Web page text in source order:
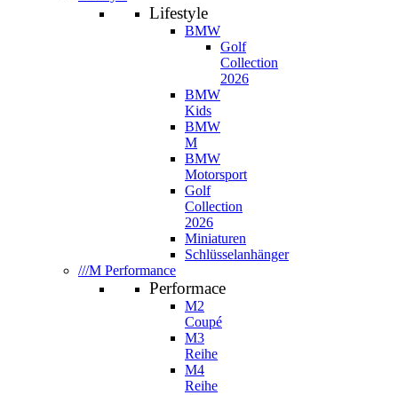
Lifestyle
BMW
Golf
Collection
2026
BMW
Kids
BMW
M
BMW
Motorsport
Golf
Collection
2026
Miniaturen
Schlüsselanhänger
///M Performance
Performace
M2
Coupé
M3
Reihe
M4
Reihe